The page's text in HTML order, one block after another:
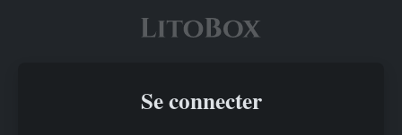
Se connecter